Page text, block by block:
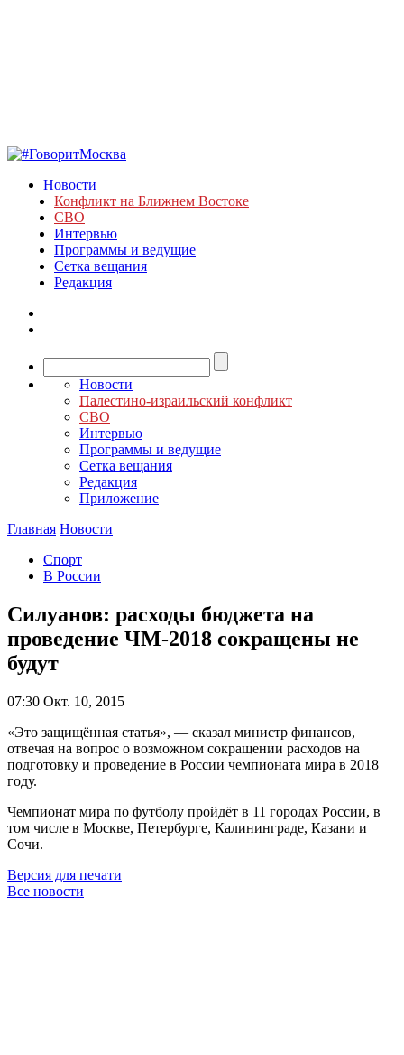
Новости
Конфликт на Ближнем Востоке
СВО
Интервью
Программы и ведущие
Сетка вещания
Редакция
Новости
Палестино-израильский конфликт
СВО
Интервью
Программы и ведущие
Сетка вещания
Редакция
Приложение
Главная Новости
Спорт
В России
Силуанов: расходы бюджета на
проведение ЧМ-2018 сокращены не
будут
07:30 Окт. 10, 2015
«Это защищённая статья», — сказал министр финансов,
отвечая на вопрос о возможном сокращении расходов на
подготовку и проведение в России чемпионата мира в 2018
году.
Чемпионат мира по футболу пройдёт в 11 городах России, в
том числе в Москве, Петербурге, Калининграде, Казани и
Сочи.
Версия для печати
Все новости